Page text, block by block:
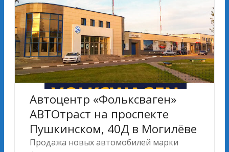
Автоцентр «Фольксваген»
АВТОтраст на проспекте
Пушкинском, 40Д в Могилёве
Продажа новых автомобилей марки